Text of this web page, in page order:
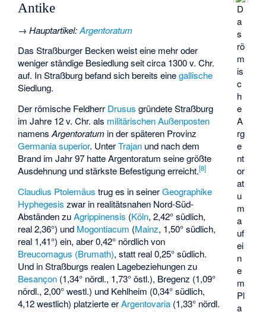
D
a
s
rö
m
is
c
h
e
A
rg
e
nt
or
at
u
m
a
uf
ei
n
e
m
Pl
a
Antike
→Hauptartikel:Argentoratum
Das Straßburger Becken weist eine mehr oder
weniger ständige Besiedlung seit circa 1300 v. Chr.
auf. In Straßburg befand sich bereits einegallische
Siedlung.
Der römische Feldherr Drusus gründete Straßburg
im Jahre 12 v. Chr. als militärischen Außenposten
namensArgentoratum in der späteren Provinz
Germania superior. UnterTrajan und nach dem
Brand im Jahr 97 hatte Argentoratum seine größte
Ausdehnung und stärkste Befestigung erreicht.[8]
Claudius Ptolemäus trug es in seinerGeographike
Hyphegesis zwar in realitätsnahen Nord-Süd-
Abständen zuAgrippinensis (Köln, 2,42° südlich,
real 2,36°) und Mogontiacum (Mainz, 1,50° südlich,
real 1,41°) ein, aber 0,42° nördlich von
Breucomagus (Brumath), statt real 0,25° südlich.
Und in Straßburgs realen Lagebeziehungen zu
Besançon (1,34° nördl., 1,73° östl.), Bregenz (1,09°
nördl., 2,00° westl.) und Kehlheim (0,34° südlich,
4,12 westlich) platzierte erArgentovaria (1,33° nördl.